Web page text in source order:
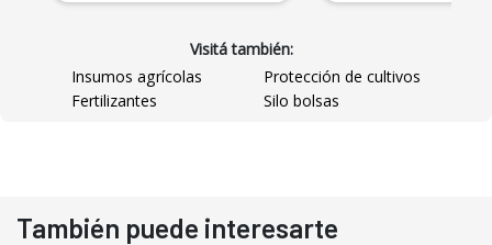
Visitá también:
Insumos agrícolas
Protección de cultivos
Fertilizantes
Silo bolsas
También puede interesarte